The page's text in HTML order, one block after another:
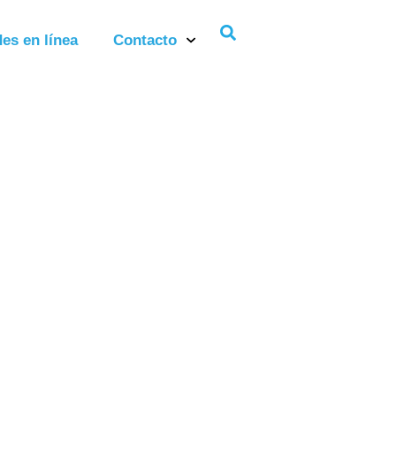
en línea Contacto